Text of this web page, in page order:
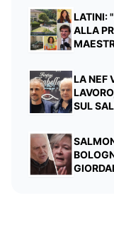
LATINI:
ALLA
LA NEF
SUL